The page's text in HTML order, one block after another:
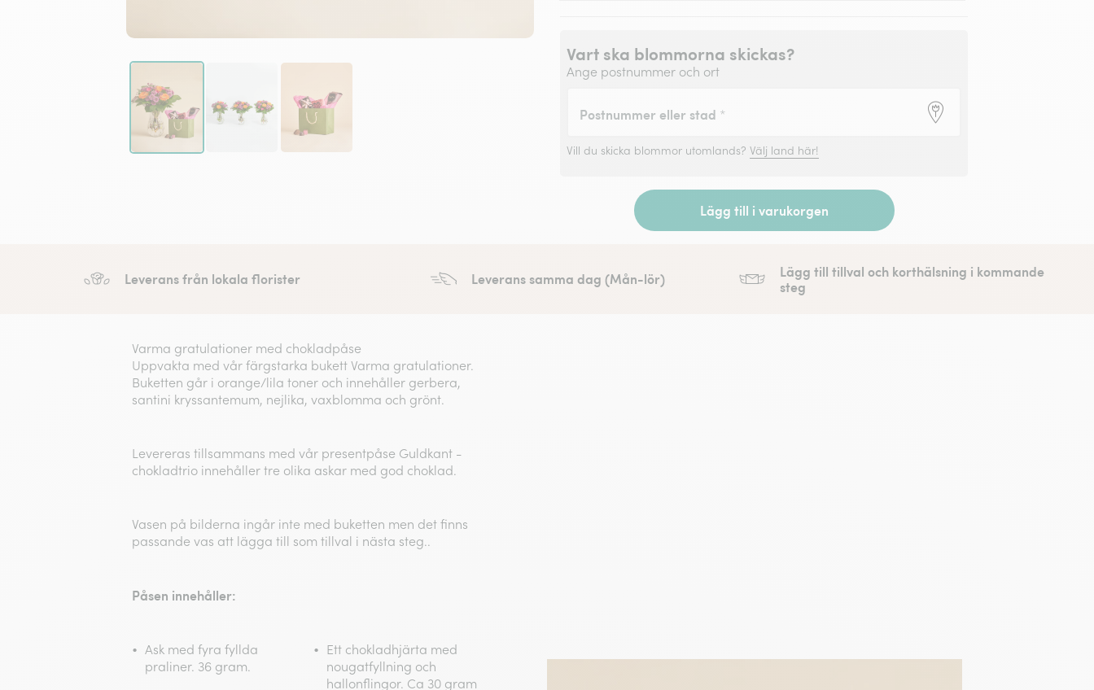
Vart ska blommorna skickas?
Ange postnummer och ort
Postnummer eller stad *
Vill du skicka blommor utomlands? Välj land här!
Lägg till i varukorgen
Leverans från lokala florister Leverans samma dag (Mån-lör)
Lägg till tillval och korthälsning i kommande
steg
Varma gratulationer med chokladpåse
Uppvakta med vår färgstarka bukett Varma gratulationer.
Buketten går i orange/lila toner och innehåller gerbera,
santini kryssantemum, nejlika, vaxblomma och grönt.
Levereras tillsammans med vår presentpåse Guldkant -
chokladtrio innehåller tre olika askar med god choklad.
Vasen på bilderna ingår inte med buketten men det finns
passande vas att lägga till som tillval i nästa steg..
Påsen innehåller:
Ask med fyra fyllda
praliner. 36 gram.
Ett chokladhjärta med
nougatfyllning och
hallonflingor. Ca 30 gram